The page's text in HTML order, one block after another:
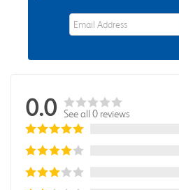
eWards Sign Up Email
0.0 See all 0 reviews